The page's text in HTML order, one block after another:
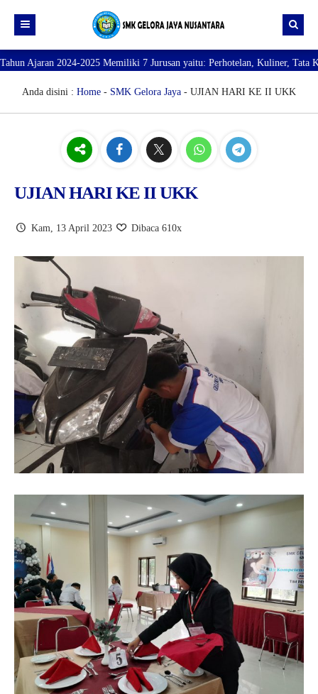
Beranda
Profil
PROFILE SEKOLAH
VISI dan MISI
SARANA PRASARANA
Direktori
DATA SISWA
2025 Memiliki 7 Jurusan yaitu: Perhotelan, Kuliner, Tata Kecantikan,
Anda disini : Home - SMK Gelora Jaya - UJIAN HARI KE II UKK
UJIAN HARI KE II UKK
Kam, 13 April 2023 Dibaca 610x